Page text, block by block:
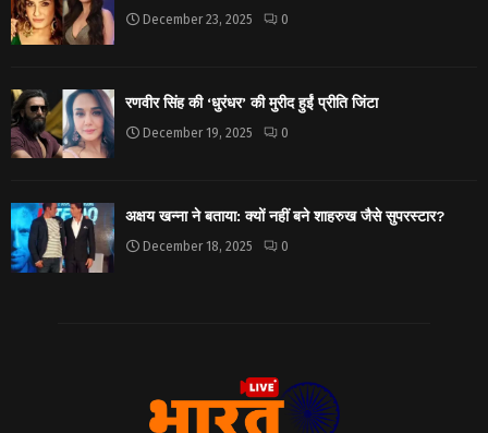
December 23, 2025 0
रणवीर सिंह की ‘धुरंधर’ की मुरीद हुईं प्रीति जिंटा
December 19, 2025 0
अक्षय खन्ना ने बताया: क्यों नहीं बने शाहरुख जैसे सुपरस्टार?
December 18, 2025 0